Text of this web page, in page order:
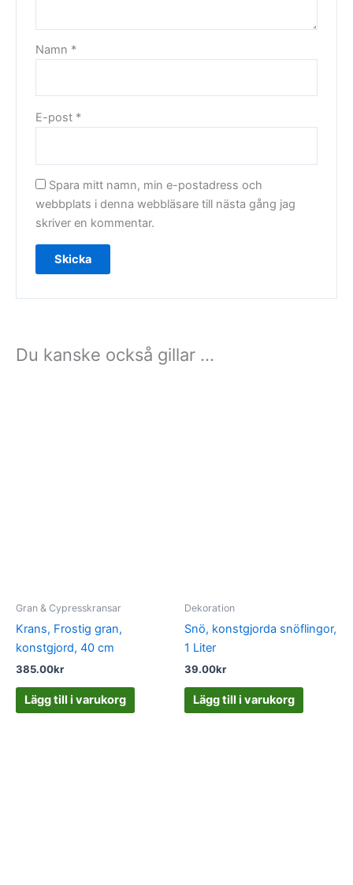
Namn *
E-post *
Spara mitt namn, min e-postadress och
webbplats i denna webbläsare till nästa gång jag
skriver en kommentar.
Du kanske också gillar …
Gran & Cypresskransar
Krans, Frostig gran,
konstgjord, 40 cm
385.00kr
Lägg till i varukorg
Dekoration
Snö, konstgjorda snöflingor,
1 Liter
39.00kr
Lägg till i varukorg